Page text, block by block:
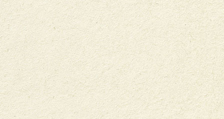
NOTRE ENGAGEMENT
NOTRE ATTITUDE
NOTRE ASSOCIATION